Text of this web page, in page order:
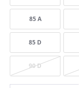
85 A
85 D
90 D